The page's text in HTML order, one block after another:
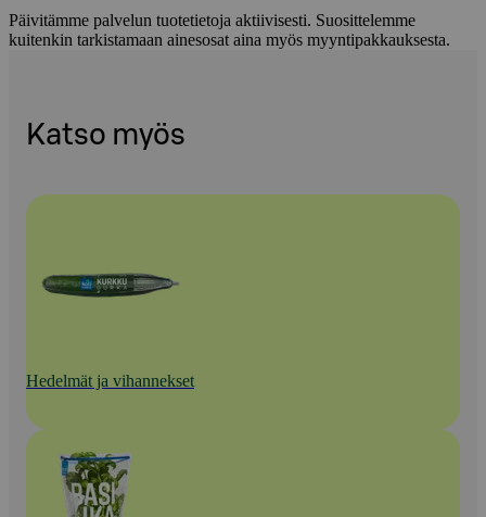
Päivitämme palvelun tuotetietoja aktiivisesti. Suosittelemme
kuitenkin tarkistamaan ainesosat aina myös myyntipakkauksesta.
Katso myös
Hedelmät ja vihannekset